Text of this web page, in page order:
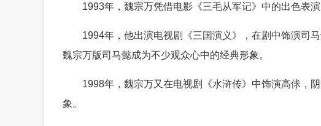
1993年，魏宗万凭借电影《三毛从军记》中的出色表
1994年，他出演电视剧《三国演义》，在剧中饰演司
魏宗万版司马懿成为不少观众心中的经典形象。
1998年，魏宗万又在电视剧《水浒传》中饰演高俅，
象。